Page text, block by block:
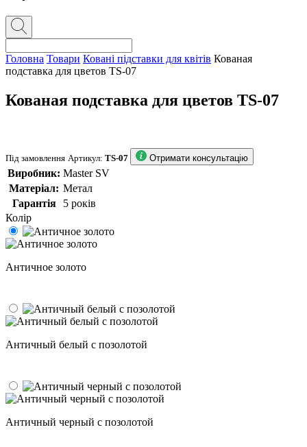
Головна Товари Ковані підставки для квітів Кованая
подставка для цветов TS-07
Кованая подставка для цветов TS-07
Під замовлення Артикул: TS-07 Отримати консультацію
Виробник: Master SV
Матеріал: Метал
Гарантія
5 років
Колір
Античное золото
Античный белый с позолотой
Античный черный с позолотой